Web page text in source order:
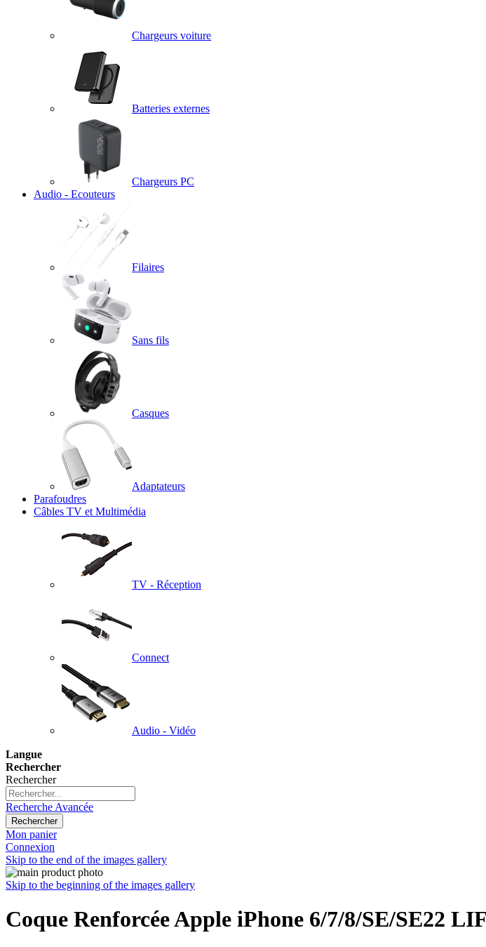
Chargeurs voiture
Batteries externes
Chargeurs PC
Audio - Ecouteurs
Filaires
Sans fils
Casques
Adaptateurs
Parafoudres
Câbles TV et Multimédia
TV - Réception
Connect
Audio - Vidéo
Langue
Rechercher
Rechercher
Recherche Avancée
Rechercher
Mon panier
Connexion
Skip to the end of the images gallery
Skip to the beginning of the images gallery
Coque Renforcée Apple iPhone 6/7/8/SE/SE22